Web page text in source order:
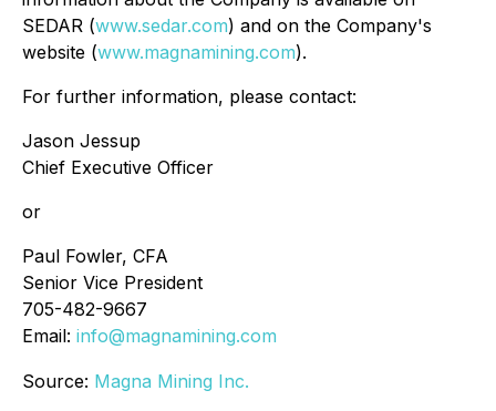
SEDAR (www.sedar.com) and on the Company's
website (www.magnamining.com).
For further information, please contact:
Jason Jessup
Chief Executive Officer
or
Paul Fowler, CFA
Senior Vice President
705-482-9667
Email: info@magnamining.com
Source: Magna Mining Inc.